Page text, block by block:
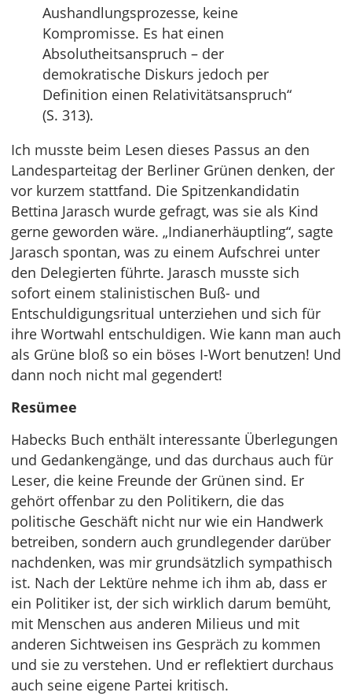
Aushandlungsprozesse, keine
Kompromisse. Es hat einen
Absolutheitsanspruch – der
demokratische Diskurs jedoch per
Definition einen Relativitätsanspruch“
(S. 313).
Ich musste beim Lesen dieses Passus an den
Landesparteitag der Berliner Grünen denken, der
vor kurzem stattfand. Die Spitzenkandidatin
Bettina Jarasch wurde gefragt, was sie als Kind
gerne geworden wäre. „Indianerhäuptling“, sagte
Jarasch spontan, was zu einem Aufschrei unter
den Delegierten führte. Jarasch musste sich
sofort einem stalinistischen Buß- und
Entschuldigungsritual unterziehen und sich für
ihre Wortwahl entschuldigen. Wie kann man auch
als Grüne bloß so ein böses I-Wort benutzen! Und
dann noch nicht mal gegendert!
Resümee
Habecks Buch enthält interessante Überlegungen
und Gedankengänge, und das durchaus auch für
Leser, die keine Freunde der Grünen sind. Er
gehört offenbar zu den Politikern, die das
politische Geschäft nicht nur wie ein Handwerk
betreiben, sondern auch grundlegender darüber
nachdenken, was mir grundsätzlich sympathisch
ist. Nach der Lektüre nehme ich ihm ab, dass er
ein Politiker ist, der sich wirklich darum bemüht,
mit Menschen aus anderen Milieus und mit
anderen Sichtweisen ins Gespräch zu kommen
und sie zu verstehen. Und er reflektiert durchaus
auch seine eigene Partei kritisch.